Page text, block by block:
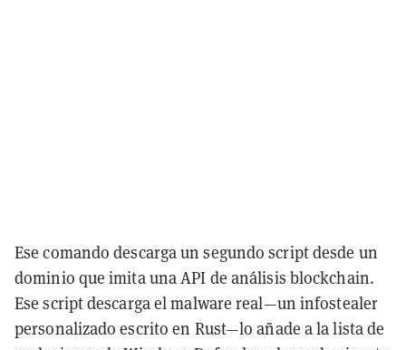
Ese comando descarga un segundo script desde un
dominio que imita una API de análisis blockchain.
Ese script descarga el malware real—un infostealer
personalizado escrito en Rust—lo añade a la lista de